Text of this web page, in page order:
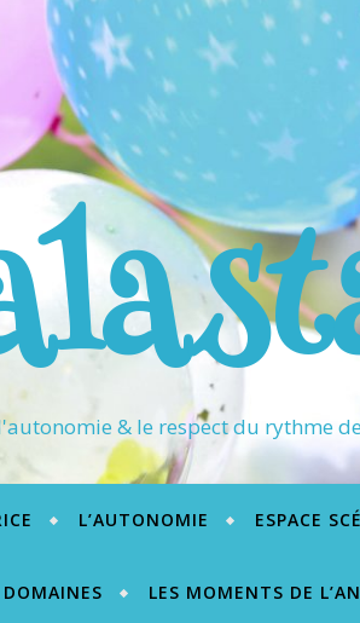
l'autonomie & le respect du rythme
L’AUTONOMIE ESPACE
DOMAINES LES MOMENTS DE